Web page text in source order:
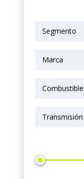
Segmento
Marca
Combustible
Transmisión